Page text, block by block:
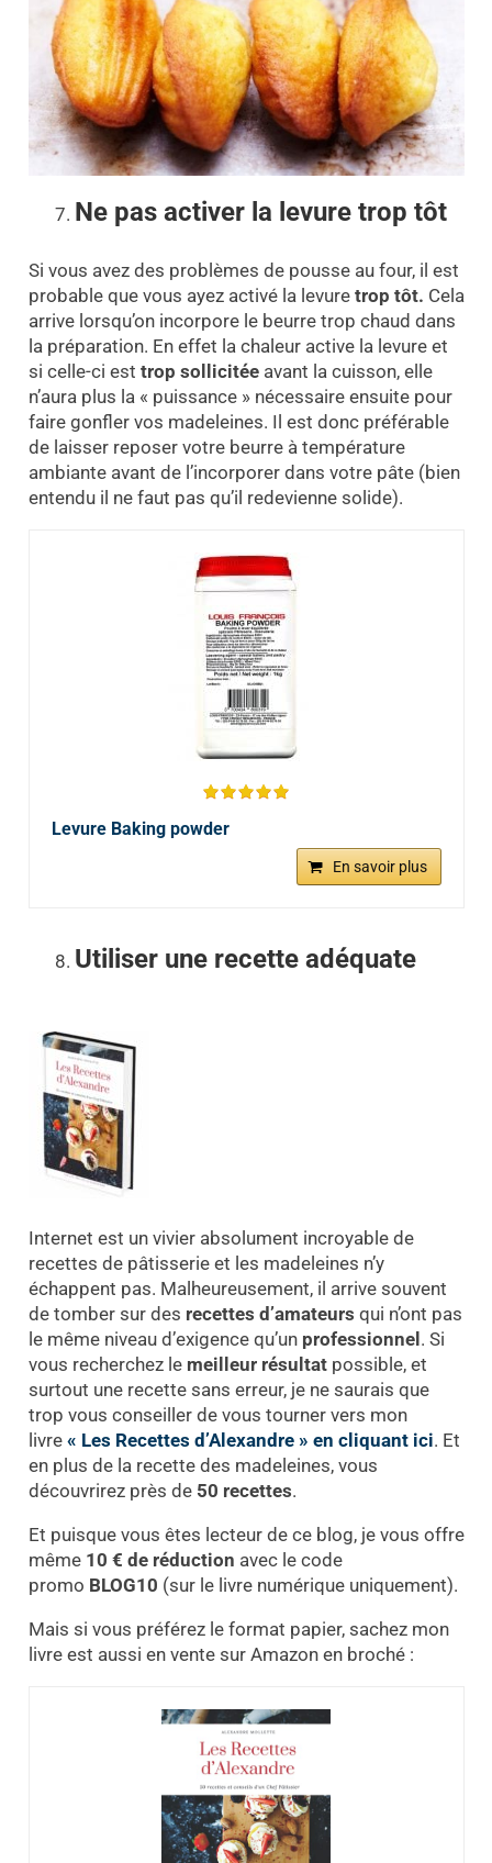
Ne pas activer la levure trop tôt
Si vous avez des problèmes de pousse au four, il est
probable que vous ayez activé la levure trop tôt. Cela
arrive lorsqu’on incorpore le beurre trop chaud dans
la préparation. En effet la chaleur active la levure et
si celle-ci est trop sollicitéeavant la cuisson, elle
n’aura plus la « puissance » nécessaire ensuite pour
faire gonfler vos madeleines. Il est donc préférable
de laisser reposer votre beurre à température
ambiante avant de l’incorporer dans votre pâte (bien
entendu il ne faut pas qu’il redevienne solide).
Levure Baking powder
En savoir plus
Utiliser une recette adéquate
Internet est un vivier absolument incroyable de
recettes de pâtisserie et les madeleines n’y
échappent pas. Malheureusement, il arrive souvent
de tomber sur des recettes d’amateurs qui n’ont pas
le même niveau d’exigence qu’un professionnel . Si
vous recherchez le meilleur résultatpossible, et
surtout une recette sans erreur, je ne saurais que
trop vous conseiller de vous tourner vers mon
livre « Les Recettes d’Alexandre » en cliquant ici. Et
en plus de la recette des madeleines, vous
découvrirez près de 50 recettes.
Et puisque vous êtes lecteur de ce blog, je vous offre
même 10 € de réduction avec le code
promo BLOG10 (sur le livre numérique uniquement).
Mais si vous préférez le format papier, sachez mon
livre est aussi en vente sur Amazon en broché :